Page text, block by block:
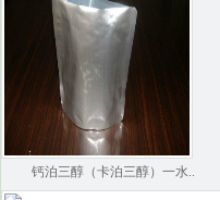
钙泊三醇（卡泊三醇）一水..